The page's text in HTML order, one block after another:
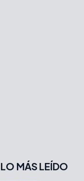
LO MÁS LEÍDO